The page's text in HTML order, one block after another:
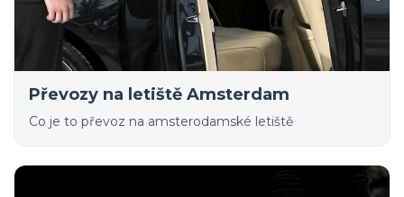
Převozy na letiště Amsterdam
Co je to převoz na amsterodamské letiště